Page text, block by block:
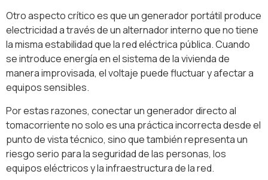
Otro aspecto crítico es que un generador portátil produce
electricidad a través de un alternador interno que no tiene
la misma estabilidad que la red eléctrica pública. Cuando
se introduce energía en el sistema de la vivienda de
manera improvisada, el voltaje puede fluctuar y afectar a
equipos sensibles.
Por estas razones, conectar un generador directo al
tomacorriente no solo es una práctica incorrecta desde el
punto de vista técnico, sino que también representa un
riesgo serio para la seguridad de las personas, los
equipos eléctricos y la infraestructura de la red.